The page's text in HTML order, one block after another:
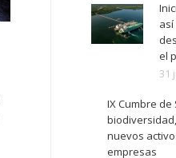
el
31
IX Cumbre
nuevos
empresas